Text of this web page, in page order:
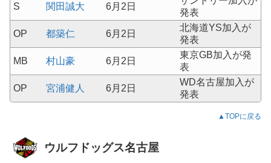
S 関田誠大 6月2日
発表
OP 都築仁 6月2日
北海道YS加入が
発表
MB 村山豪 6月2日
東京GB加入が発
表
OP 宮浦健人 6月2日
WD名古屋加入が
発表
▲TOPに戻る
ウルフドッグス名古屋